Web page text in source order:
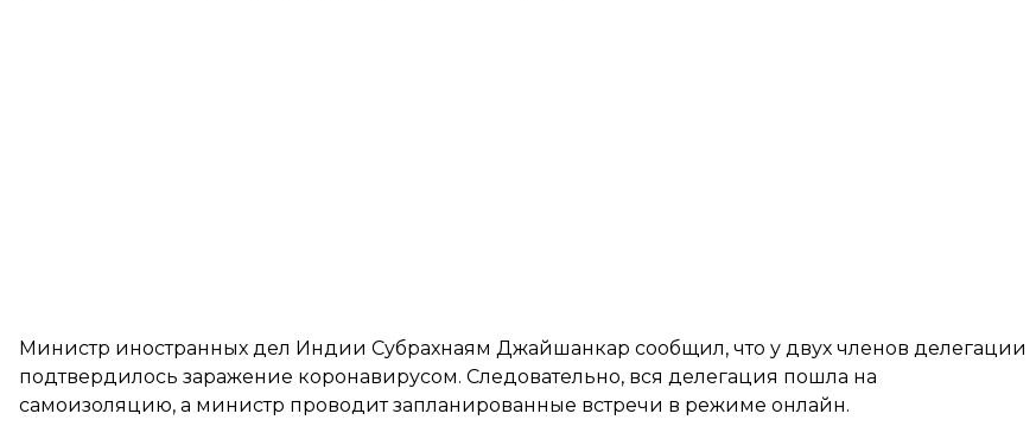
Министр иностранных дел Индии Субрахнаям Джайшанкар сообщил, что у двух членов делегации
подтвердилось заражение коронавирусом. Следовательно, вся делегация пошла на
самоизоляцию, а министр проводит запланированные встречи в режиме онлайн.